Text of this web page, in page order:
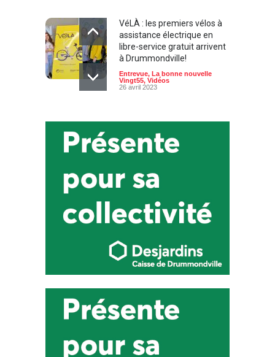
VéLÀ : les premiers vélos à
assistance électrique en
libre-service gratuit arrivent
à Drummondville!
Entrevue, La bonne nouvelle
Vingt55, Vidéos
26 avril 2023